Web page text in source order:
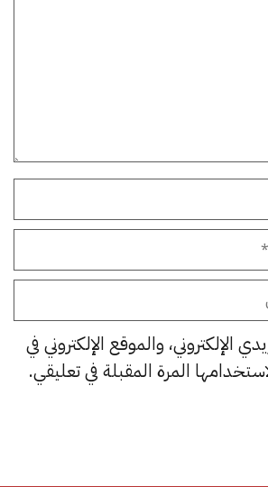
الإلكتروني، والموقع الإلكتروني في
المرة المقبلة في تعليقي.